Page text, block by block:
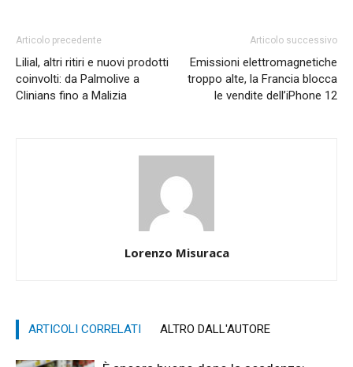
Articolo precedente
Lilial, altri ritiri e nuovi prodotti
coinvolti: da Palmolive a
Clinians fino a Malizia
Articolo successivo
Emissioni elettromagnetiche
troppo alte, la Francia blocca
le vendite dell’iPhone 12
Lorenzo Misuraca
ARTICOLI CORRELATI ALTRO DALL'AUTORE